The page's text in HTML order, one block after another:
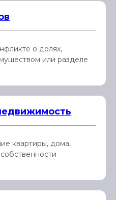
о долях,
или разделе
квартиры, дома,